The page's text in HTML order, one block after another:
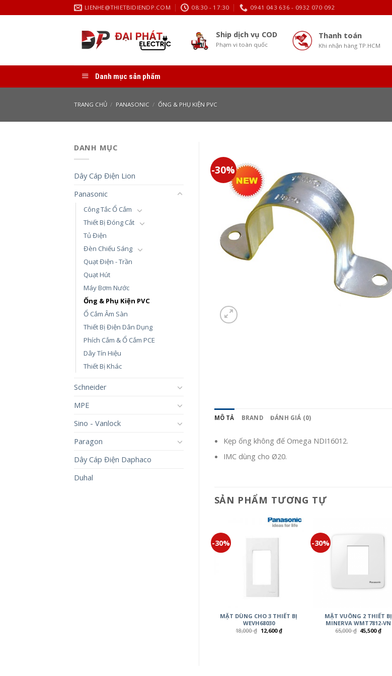
to
LIENHE@THIETBIDIENDP.COM 08:30 - 17:30 0941 043 636 - 0932 070 092
Ship dịch vụ COD
Phạm vi toàn quốc
Thanh toán
Khi nhận hàng TP.HCM
Danh mục sản phẩm
TRANG CHỦ / PANASONIC / ỐNG & PHỤ KIỆN PVC
DANH MỤC
Dây Cáp Điện Lion
Panasonic
Công Tắc Ổ Cắm
Thiết Bị Đóng Cắt
Tủ Điện
Đèn Chiếu Sáng
Quạt Điện - Trần
Quạt Hút
Máy Bơm Nước
Ống & Phụ Kiện PVC
Ổ Cắm Âm Sàn
Thiết Bị Điện Dân Dụng
Phích Cắm & Ổ Cắm PCE
Dây Tín Hiệu
Thiết Bị Khác
Schneider
MPE
Sino - Vanlock
Paragon
Dây Cáp Điện Daphaco
Duhal
-30%
MÔ TẢ BRAND ĐÁNH GIÁ (0)
Kẹp ống không đế Omega NDI16012.
IMC dùng cho Ø20.
SẢN PHẨM TƯƠNG TỰ
-30%
MẶT DÙNG CHO 3 THIẾT BỊ
WEVH68030
18,000₫ 12,600₫
-30%
MẶT VUÔNG 2 THIẾT BỊ
MINERVA WMT7812-VN
65,000₫ 45,500₫